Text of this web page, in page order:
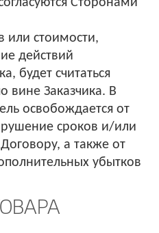
Сторонами
или стоимости,
действий
будет считаться
вине Заказчика. В
освобождается от
сроков и/или
а также от
убытков